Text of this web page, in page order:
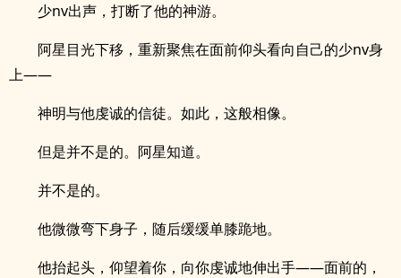
少nv出声，打断了他的神游。
阿星目光下移，重新聚焦在面前仰头看向自己的少nv身
上——
神明与他虔诚的信徒。如此，这般相像。
但是并不是的。阿星知道。
并不是的。
他微微弯下身子，随后缓缓单膝跪地。
他抬起头，仰望着你，向你虔诚地伸出手——面前的，